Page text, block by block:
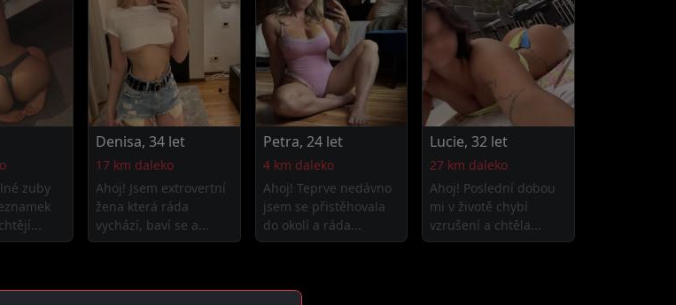
zuby
Denisa, 34 let
17 km daleko
Ahoj! Jsem extrovertní
žena která ráda
vychází, baví se a...
Petra, 24 let
4 km daleko
Ahoj! Teprve nedávno
jsem se přistěhovala
do okolí a ráda...
Lucie, 32 let
27 km daleko
Ahoj! Poslední dobou
mi v životě chybí
vzrušení a chtěla...